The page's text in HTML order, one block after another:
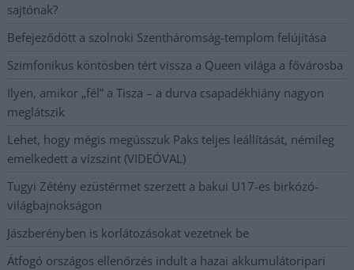
sajtónak?
Befejeződött a szolnoki Szentháromság-templom felújítása
Szimfonikus köntösben tért vissza a Queen világa a fővárosba
Ilyen, amikor „fél” a Tisza – a durva csapadékhiány nagyon
meglátszik
Lehet, hogy mégis megússzuk Paks teljes leállítását, némileg
emelkedett a vízszint (VIDEÓVAL)
Tugyi Zétény ezüstérmet szerzett a bakui U17-es birkózó-
világbajnokságon
Jászberényben is korlátozásokat vezetnek be
Átfogó országos ellenőrzés indult a hazai akkumulátoripari